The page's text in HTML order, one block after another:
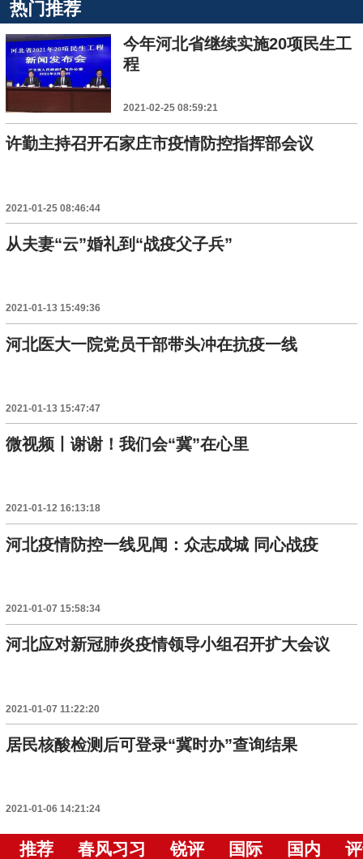
热门推荐
今年河北省继续实施20项民生工
程
2021-02-25 08:59:21
许勤主持召开石家庄市疫情防控指挥部会议
2021-01-25 08:46:44
从夫妻“云”婚礼到“战疫父子兵”
2021-01-13 15:49:36
河北医大一院党员干部带头冲在抗疫一线
2021-01-13 15:47:47
微视频丨谢谢！我们会“冀”在心里
2021-01-12 16:13:18
河北疫情防控一线见闻：众志成城 同心战疫
2021-01-07 15:58:34
河北应对新冠肺炎疫情领导小组召开扩大会议
2021-01-07 11:22:20
居民核酸检测后可登录“冀时办”查询结果
2021-01-06 14:21:24
推荐 春风习习 锐评 国际 国内